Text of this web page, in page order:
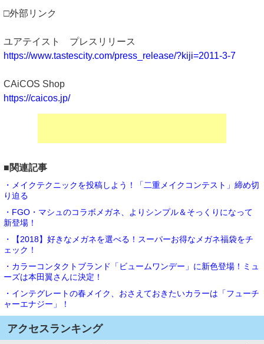
□外部リンク
ユアテイスト プレスリリース
https://www.tastescity.com/press_release/?kiji=2011-3-7
CAiCOS Shop
https://caicos.jp/
■関連記事
・メイクテクニックを投稿しよう！「二重メイクコンテスト」締め切
り迫る
・FGO・マシュのコラボメガネ、よりシンプル＆そっくりになって
新登場！
・【2018】好きなメガネを選べる！スーパーお得なメガネ福袋をチ
ェック！
・カラーコンタクトブランド「ビュームワンデー」に新色登場！ミュ
ーズは本田翼さんに決定！
・インテグレートの春メイク、おさえておきたいカラーは「フューチ
ャーエナジー」！
アクセスランキング